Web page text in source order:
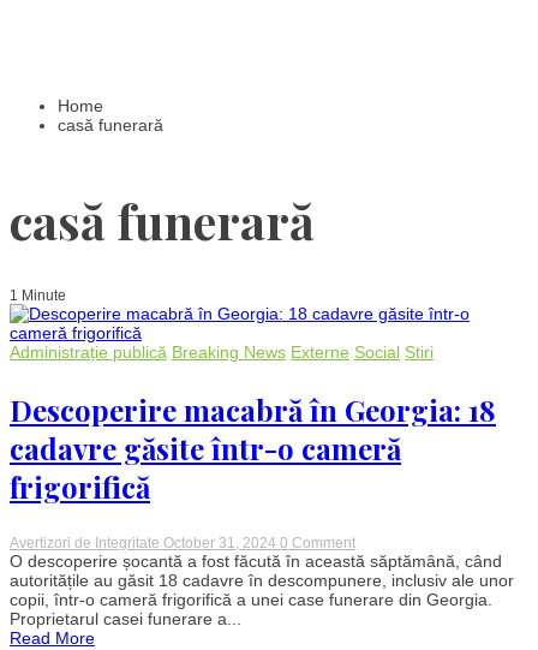
Home
casă funerară
casă funerară
1 Minute
Administrație publică Breaking News Externe Social Stiri
Descoperire macabră în Georgia: 18
cadavre găsite într-o cameră
frigorifică
Avertizori de Integritate October 31, 2024 0 Commenton
Descoperire
macabră
Georgia:
O descoperire șocantă a fost făcută în această săptămână, când
autoritățile au găsit 18 cadavre în descompunere, inclusiv ale unor
copii, într-o cameră frigorifică a unei case funerare din Georgia.
Proprietarul casei funerare a...
Read More